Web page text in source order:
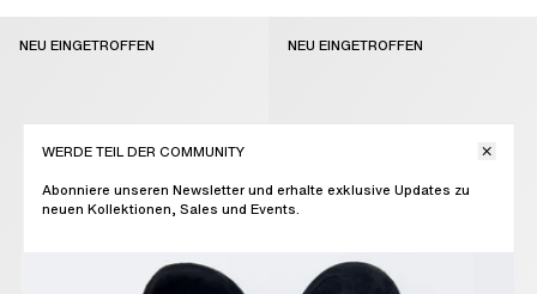
NEU EINGETROFFEN NEU EINGETROFFEN
WERDE TEIL DER COMMUNITY
Abonniere unseren Newsletter und erhalte exklusive Updates zu
neuen Kollektionen, Sales und Events.